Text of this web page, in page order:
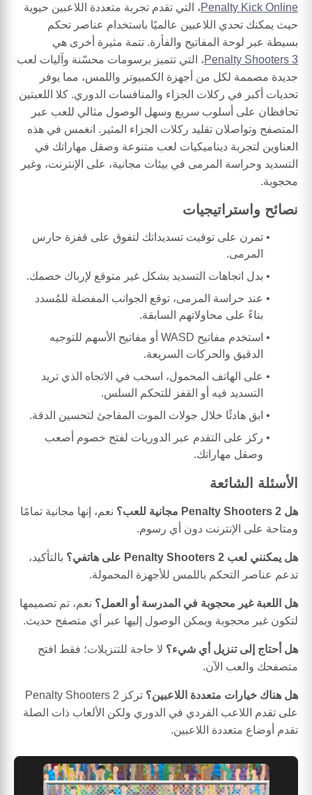
Penalty Kick Online، التي تقدم تجربة متعددة اللاعبين حيوية
حيث يمكنك تحدي اللاعبين عالميًا باستخدام عناصر تحكم
بسيطة عبر لوحة المفاتيح والفأرة. تتمة مثيرة أخرى هي
Penalty Shooters 3، التي تتميز برسومات محسّنة وآليات لعب
جديدة مصممة لكل من أجهزة الكمبيوتر واللمس، مما يوفر
تحديات أكبر في ركلات الجزاء والمنافسات الدوري. كلا اللعبتين
تحافظان على أسلوب سريع وسهل الوصول مثالي للعب عبر
المتصفح وتواصلان تقليد ركلات الجزاء المثير. انغمس في هذه
العناوين لتجربة ديناميكيات لعب متنوعة وصقل مهاراتك في
التسديد وحراسة المرمى في بيئات مجانية، على الإنترنت، وغير
محجوبة.
نصائح واستراتيجيات
تمرن على توقيت تسديداتك لتفوق على قفزة حارس
المرمى.
بدل اتجاهات التسديد بشكل غير متوقع لإرباك خصمك.
عند حراسة المرمى، توقع الجوانب المفضلة للمُسدد
بناءً على محاولاتهم السابقة.
استخدم مفاتيح WASD أو مفاتيح الأسهم للتوجيه
الدقيق والحركات السريعة.
على الهاتف المحمول، اسحب في الاتجاه الذي تريد
التسديد فيه أو القفز للتحكم السلس.
ابق هادئًا خلال جولات الموت المفاجئ لتحسين الدقة.
ركز على التقدم عبر الدوريات لفتح خصوم أصعب
وصقل مهاراتك.
الأسئلة الشائعة
هل Penalty Shooters 2 مجانية للعب؟
نعم، إنها مجانية تمامًا
ومتاحة على الإنترنت دون أي رسوم.
هل يمكنني لعب Penalty Shooters 2 على هاتفي؟
بالتأكيد،
تدعم عناصر التحكم باللمس للأجهزة المحمولة.
هل اللعبة غير محجوبة في المدرسة أو العمل؟ نعم، تم تصميمها
لتكون غير محجوبة ويمكن الوصول إليها عبر أي متصفح حديث.
هل أحتاج إلى تنزيل أي شيء؟ لا حاجة للتنزيلات؛ فقط افتح
متصفحك والعب الآن.
هل هناك خيارات متعددة اللاعبين؟
تركز Penalty Shooters 2
على تقدم اللاعب الفردي في الدوري ولكن الألعاب ذات الصلة
تقدم أوضاع متعددة اللاعبين.